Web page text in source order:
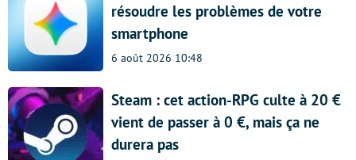
résoudre les problèmes de votre
smartphone
6 août 2026 10:48
Steam : cet action-RPG culte à 20 €
vient de passer à 0 €, mais ça ne
durera pas